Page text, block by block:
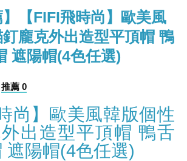
】【FIFI飛時尚】歐美風
龐克外出造型平頂帽 鴨
遮陽帽(4色任選)
推薦 0
尚】歐美風韓版個性
出造型平頂帽 鴨舌
遮陽帽(4色任選)